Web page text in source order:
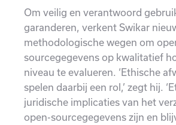
Om veilig en verantwoord
garanderen, verkent Swikar
methodologische wegen om
sourcegegevens op kwalitatief
niveau te evalueren. ‘Ethische
spelen daarbij een rol,’ zegt hij.
juridische implicaties van het
open-sourcegegevens zijn en